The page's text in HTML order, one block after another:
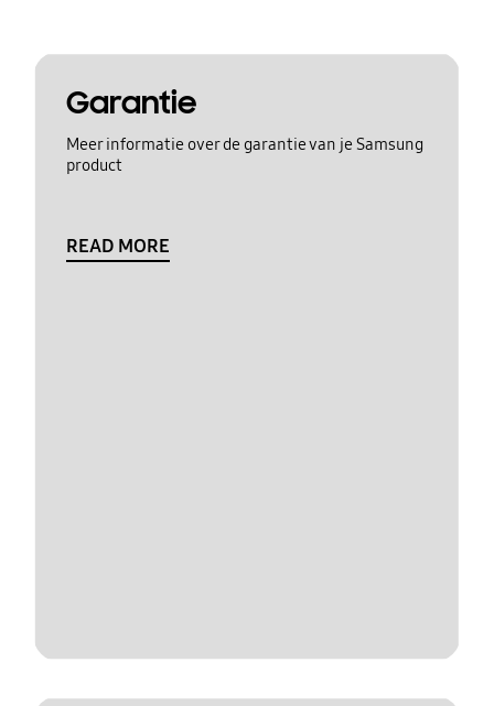
Garantie
Meer informatie over de garantie van je Samsung
product
READ MORE